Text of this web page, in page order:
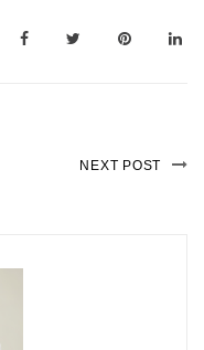
NEXT POST